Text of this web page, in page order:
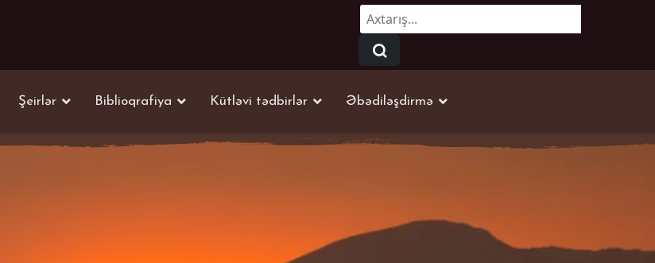
Axtarmaq...
Şeirlər Biblioqrafiya Kütləvi tədbirlər Əbədiləşdirmə